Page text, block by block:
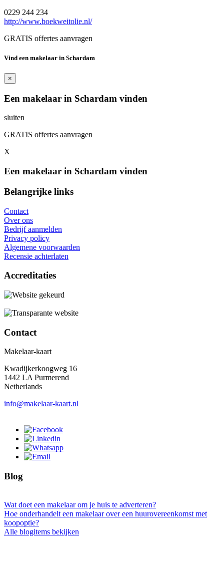
0229 244 234
http://www.boekweitolie.nl/
GRATIS offertes aanvragen
Vind een makelaar in Schardam
×
Een makelaar in Schardam vinden
sluiten
GRATIS offertes aanvragen
X
Een makelaar in Schardam vinden
Belangrijke links
Contact
Over ons
Bedrijf aanmelden
Privacy policy
Algemene voorwaarden
Recensie achterlaten
Accreditaties
Contact
Makelaar-kaart
Kwadijkerkoogweg 16
1442 LA Purmerend
Netherlands
info@makelaar-kaart.nl
Blog
Wat doet een makelaar om je huis te adverteren?
Hoe onderhandelt een makelaar over een huurovereenkomst met
koopoptie?
Alle blogitems bekijken